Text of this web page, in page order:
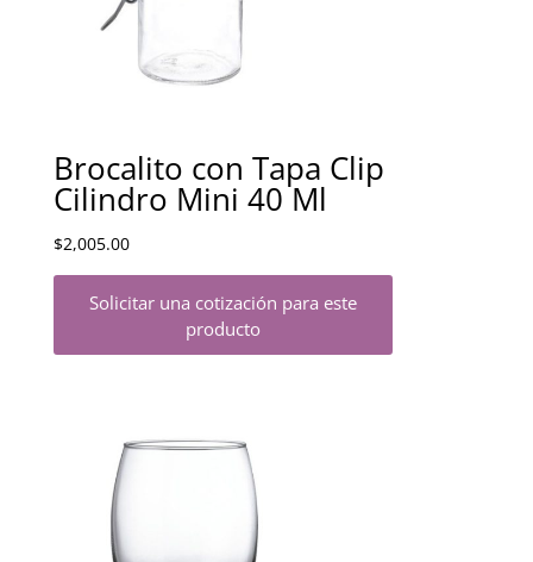
Brocalito con Tapa Clip
Cilindro Mini 40 Ml
$2,005.00
Solicitar una cotización para este
producto